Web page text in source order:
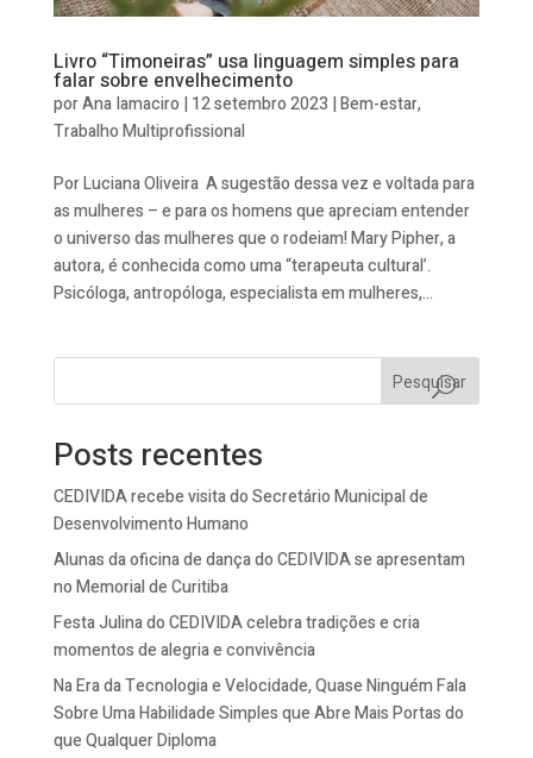
Livro “Timoneiras” usa linguagem simples para
falar sobre envelhecimento
porAna Iamaciro |12 setembro 2023 |Bem-estar,
Trabalho Multiprofissional
Por Luciana Oliveira A sugestão dessa vez e voltada para
as mulheres – e para os homens que apreciam entender
o universo das mulheres que o rodeiam! Mary Pipher, a
autora, é conhecida como uma “terapeuta cultural’.
Psicóloga, antropóloga, especialista em mulheres,...
Pesquisar
Posts recentes
CEDIVIDA recebe visita do Secretário Municipal de
Desenvolvimento Humano
Alunas da oficina de dança do CEDIVIDA se apresentam
no Memorial de Curitiba
Festa Julina do CEDIVIDA celebra tradições e cria
momentos de alegria e convivência
Na Era da Tecnologia e Velocidade, Quase Ninguém Fala
Sobre Uma Habilidade Simples que Abre Mais Portas do
que Qualquer Diploma